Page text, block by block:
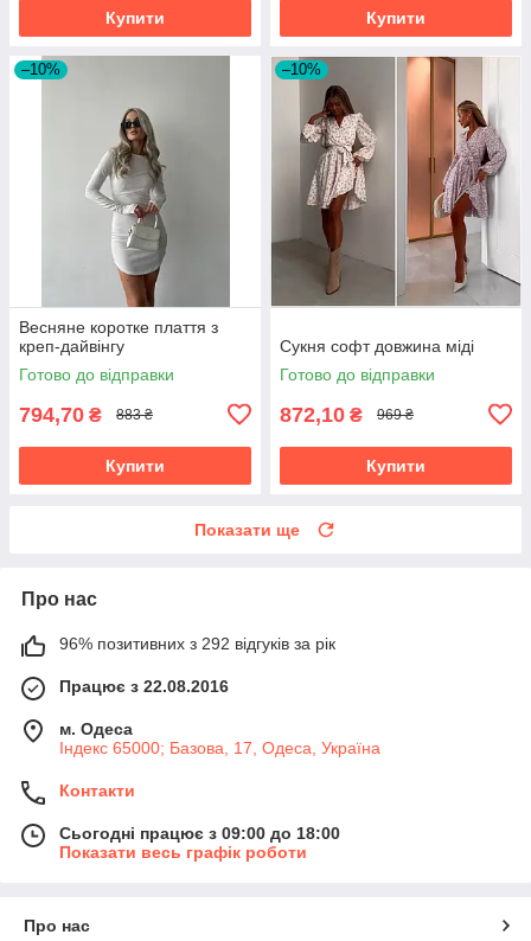
Купити Купити
–10%
Весняне коротке плаття з
креп-дайвінгу
Готово до відправки
794,70 ₴ 883 ₴
Купити
–10%
Сукня софт довжина міді
Готово до відправки
872,10 ₴ 969 ₴
Купити
Показати ще
Про нас
96% позитивних з 292 відгуків за рік
Працює з 22.08.2016
м. Одеса
Індекс 65000; Базова, 17, Одеса, Україна
Контакти
Сьогодні працює з 09:00 до 18:00
Показати весь графік роботи
Про нас